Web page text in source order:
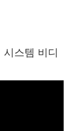
스템 비디